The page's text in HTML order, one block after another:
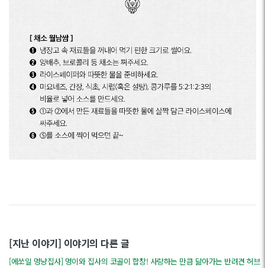
[지난 이야기] 이야기의 다른 글
[에쏘일 멍냥집사] 멍이와 집사의 코골이 합창! 사랑하는 만큼 닮아가는 반려견 허브